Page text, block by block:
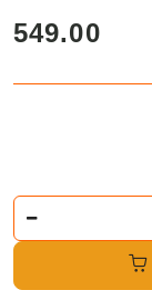
cena:
549.00